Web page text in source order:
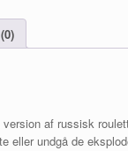
af russisk
undgå de